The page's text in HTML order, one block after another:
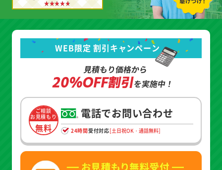
WEB限定 割引キャンペーン
見積もり価格から
20%OFF割引を実施中！
ご相談
お見積もり
無料
電話でお問い合わせ
24時間受付対応[土日祝OK・通話無料]